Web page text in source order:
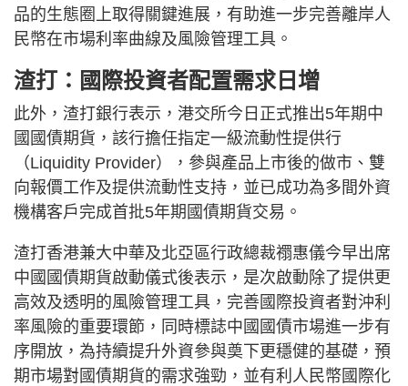
品的生態圈上取得關鍵進展，有助進一步完善離岸人
民幣在市場利率曲線及風險管理工具。
渣打：國際投資者配置需求日增
此外，渣打銀行表示，港交所今日正式推出5年期中
國國債期貨，該行擔任指定一級流動性提供行
（Liquidity Provider），參與產品上市後的做市、雙
向報價工作及提供流動性支持，並已成功為多間外資
機構客戶完成首批5年期國債期貨交易。
渣打香港兼大中華及北亞區行政總裁禤惠儀今早出席
中國國債期貨啟動儀式後表示，是次啟動除了提供更
高效及透明的風險管理工具，完善國際投資者對沖利
率風險的重要環節，同時標誌中國國債市場進一步有
序開放，為持續提升外資參與奠下更穩健的基礎，預
期市場對國債期貨的需求強勁，並有利人民幣國際化